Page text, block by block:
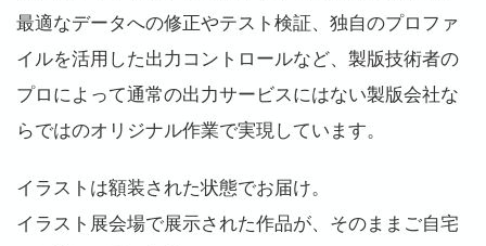
最適なデータへの修正やテスト検証、独自のプロファ
イルを活用した出力コントロールなど、製版技術者の
プロによって通常の出力サービスにはない製版会社な
らではのオリジナル作業で実現しています。
イラストは額装された状態でお届け。
イラスト展会場で展示された作品が、そのままご自宅